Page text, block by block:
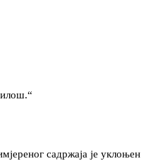
садржаја је уклоњен